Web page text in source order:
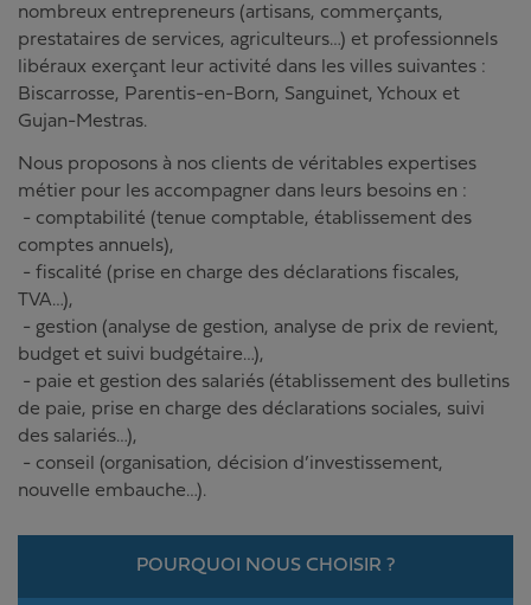
nombreux entrepreneurs (artisans, commerçants,
prestataires de services, agriculteurs…) et professionnels
libéraux exerçant leur activité dans les villes suivantes :
Biscarrosse, Parentis-en-Born, Sanguinet, Ychoux et
Gujan-Mestras.
Nous proposons à nos clients de véritables expertises
métier pour les accompagner dans leurs besoins en :
- comptabilité (tenue comptable, établissement des
comptes annuels),
- fiscalité (prise en charge des déclarations fiscales,
TVA…),
- gestion (analyse de gestion, analyse de prix de revient,
budget et suivi budgétaire…),
- paie et gestion des salariés (établissement des bulletins
de paie, prise en charge des déclarations sociales, suivi
des salariés…),
- conseil (organisation, décision d’investissement,
nouvelle embauche…).
POURQUOI NOUS CHOISIR ?